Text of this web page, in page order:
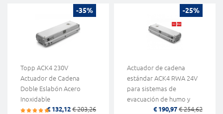
-35%
Topp ACK4 230V
Actuador de Cadena
Doble Eslabón Acero
Inoxidable
€ 132,12 € 203,26
-25%
Actuador de cadena
estándar ACK4 RWA 24V
para sistemas de
evacuación de humo y
calor 1 Topp Push Point
€ 190,97 € 254,62